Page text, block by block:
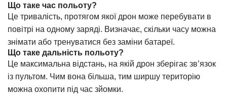
Що таке час польоту?
Це тривалість, протягом якої дрон може перебувати в
повітрі на одному заряді. Визначає, скільки часу можна
знімати або тренуватися без заміни батареї.
Що таке дальність польоту?
Це максимальна відстань, на якій дрон зберігає зв’язок
із пультом. Чим вона більша, тим ширшу територію
можна охопити під час зйомки.